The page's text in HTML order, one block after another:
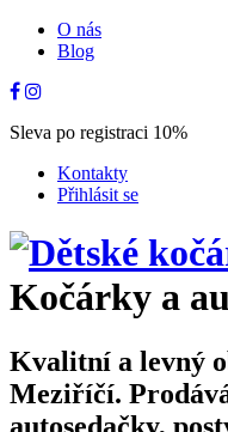
O nás
Blog
Sleva po registraci 10%
Kontakty
Přihlásit se
Kočárky a
Kvalitní a levný
Meziříčí.